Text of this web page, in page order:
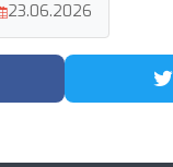
23.06.2026
Paylaş